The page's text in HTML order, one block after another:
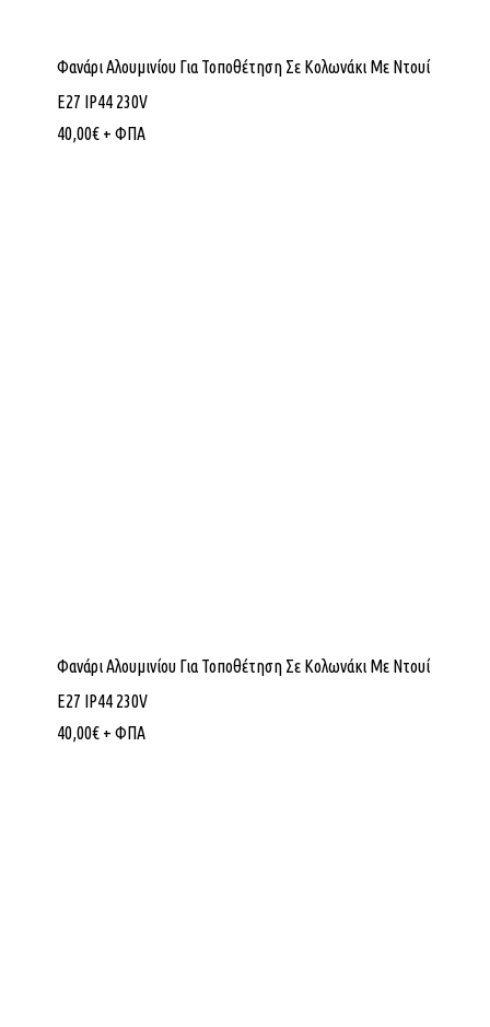
Φανάρι Αλουμινίου Για Τοποθέτηση Σε Κολωνάκι Με Ντουί
E27 IP44 230V
40,00€ + ΦΠΑ
Φανάρι Αλουμινίου Για Τοποθέτηση Σε Κολωνάκι Με Ντουί
E27 IP44 230V
40,00€ + ΦΠΑ